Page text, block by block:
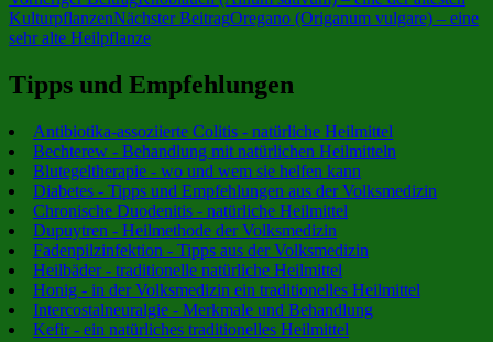
KulturpflanzenNächster BeitragOregano (Origanum vulgare) – eine
sehr alte Heilpflanze
Tipps und Empfehlungen
Antibiotika-assoziierte Colitis - natürliche Heilmittel
Bechterew - Behandlung mit natürlichen Heilmitteln
Blutegeltherapie - wo und wem sie helfen kann
Diabetes - Tipps und Empfehlungen aus der Volksmedizin
Chronische Duodenitis - natürliche Heilmittel
Dupuytren - Heilmethode der Volksmedizin
Fadenpilzinfektion - Tipps aus der Volksmedizin
Heilbäder - traditionelle natürliche Heilmittel
Honig - in der Volksmedizin ein traditionelles Heilmittel
Intercostalneuralgie - Merkmale und Behandlung
Kefir - ein natürliches traditionelles Heilmittel